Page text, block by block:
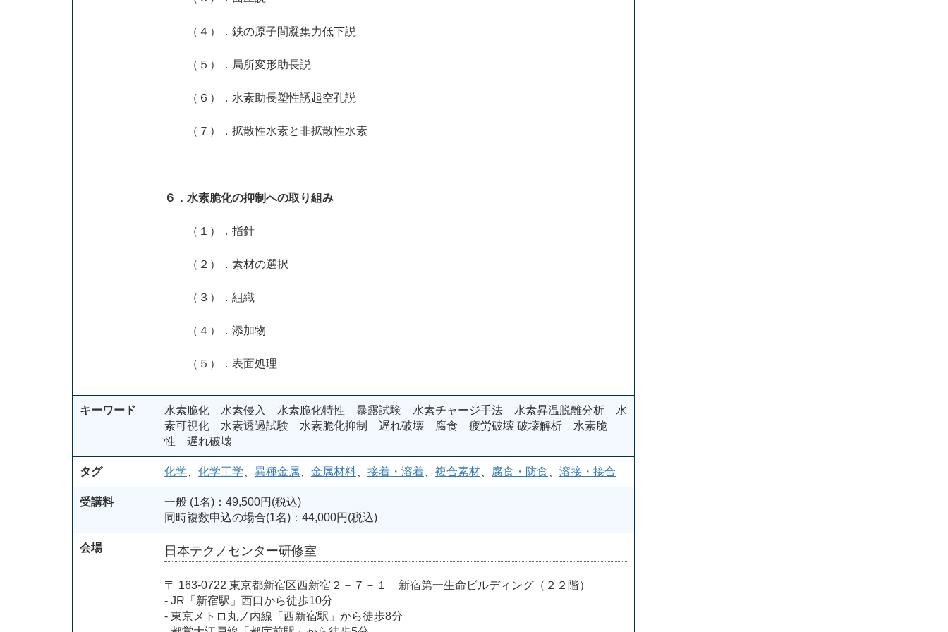
（４）．鉄の原子間凝集力低下説
（５）．局所変形助長説
（６）．水素助長塑性誘起空孔説
（７）．拡散性水素と非拡散性水素
６．水素脆化の抑制への取り組み
（１）．指針
（２）．素材の選択
（３）．組織
（４）．添加物
（５）．表面処理
キーワード
水素脆化 水素侵入 水素脆化特性 暴露試験 水素チャージ手法 水素昇温脱離分析 水
素可視化 水素透過試験 水素脆化抑制 遅れ破壊 腐食 疲労破壊 破壊解析 水素脆
性 遅れ破壊
タグ 化学 化学工学 異種金属 金属材料 接着・溶着 複合素材 腐食・防食 溶接・接合
受講料
一般 (1名)：49,500円(税込)
同時複数申込の場合(1名)：44,000円(税込)
会場 日本テクノセンター研修室
〒 163-0722 東京都新宿区西新宿２－７－１ 新宿第一生命ビルディング（２２階）
- JR「新宿駅」西口から徒歩10分
- 東京メトロ丸ノ内線「西新宿駅」から徒歩8分